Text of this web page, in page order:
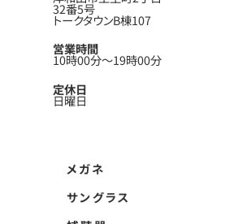
32番5号
トークタウンB棟107
営業時間
10時00分〜19時00分
定休日
日曜日
メガネ
サングラス